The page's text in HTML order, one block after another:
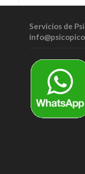
Servicios de